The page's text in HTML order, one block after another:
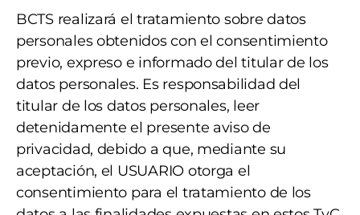
BCTS realizará el tratamiento sobre datos
personales obtenidos con el consentimiento
previo, expreso e informado del titular de los
datos personales. Es responsabilidad del
titular de los datos personales, leer
detenidamente el presente aviso de
privacidad, debido a que, mediante su
aceptación, el USUARIO otorga el
consentimiento para el tratamiento de los